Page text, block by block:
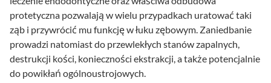
protetyczna pozwalają w wielu przypadkach uratować taki
ząb i przywrócić mu funkcję w łuku zębowym. Zaniedbanie
prowadzi natomiast do przewlekłych stanów zapalnych,
destrukcji kości, konieczności ekstrakcji, a także potencjalnie
do powikłań ogólnoustrojowych.